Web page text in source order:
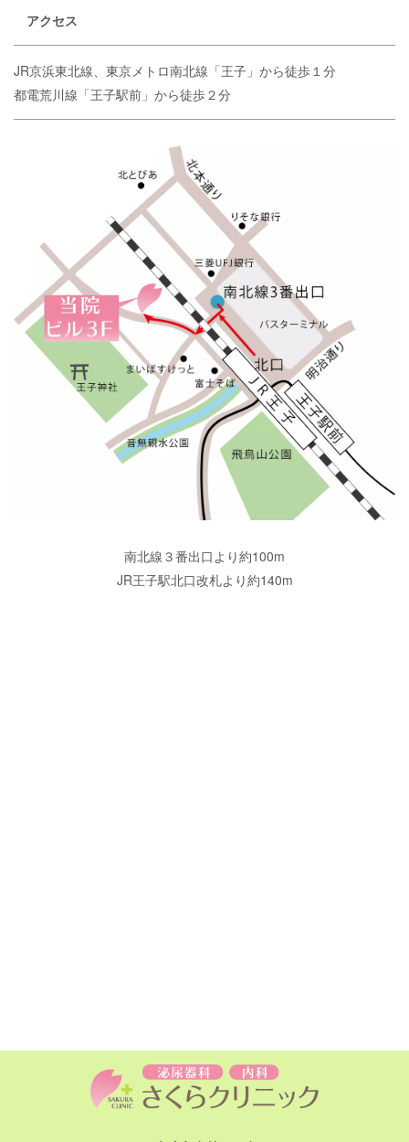
アクセス
JR京浜東北線、東京メトロ南北線「王子」から徒歩１分
都電荒川線「王子駅前」から徒歩２分
南北線３番出口より約100m
JR王子駅北口改札より約140m